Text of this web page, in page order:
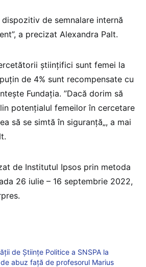
dispozitiv de semnalare internă
a precizat Alexandra Palt.
ştiinţifici sunt femei la
de 4% sunt recompensate cu
Fundaţia. ”Dacă dorim să
potenţialul femeilor în cercetare
să se simtă în siguranţă„, a mai
de Institutul Ipsos prin metoda
26 iulie – 16 septembrie 2022,
de Științe Politice a SNSPA la
abuz față de profesorul Marius